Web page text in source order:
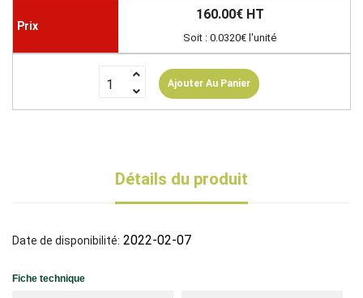
160.00€ HT
Soit : 0.0320€ l'unité
Ajouter Au Panier
Détails du produit
Date de disponibilité: 2022-02-07
Fiche technique